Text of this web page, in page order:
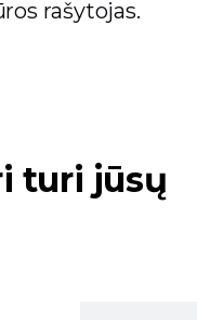
rašytojas.
turi jūsų